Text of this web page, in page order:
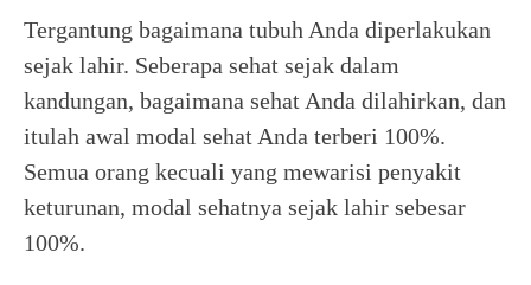
Tergantung bagaimana tubuh Anda diperlakukan
sejak lahir. Seberapa sehat sejak dalam
kandungan, bagaimana sehat Anda dilahirkan, dan
itulah awal modal sehat Anda terberi 100%.
Semua orang kecuali yang mewarisi penyakit
keturunan, modal sehatnya sejak lahir sebesar
100%.